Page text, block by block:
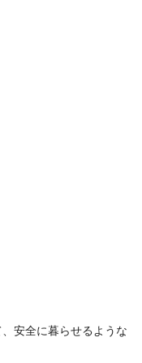
安全に暮らせるような